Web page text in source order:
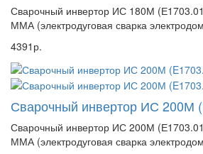
Сварочный инвертор ИС 180М
ММА (электродуговая сварка
4391р.
Сварочный инвертор ИС 200М
Сварочный инвертор ИС 200М
ММА (электродуговая сварка